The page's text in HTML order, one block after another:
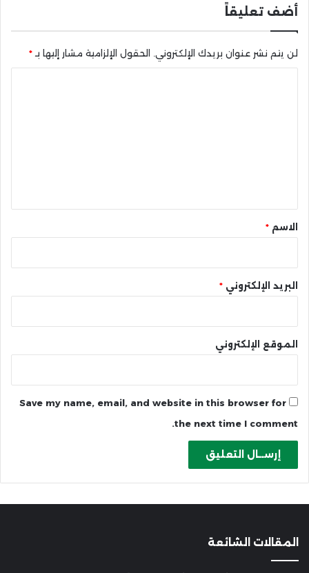
أضف تعليقاً
لن يتم نشر عنوان بريدك الإلكتروني. الحقول الإلزامية مشار إليها بـ*
* الاسم *
البريد الإلكتروني *
الموقع الإلكتروني
Save my name, email, and website in this browser for
the next time I comment.
المقالات الشائعة